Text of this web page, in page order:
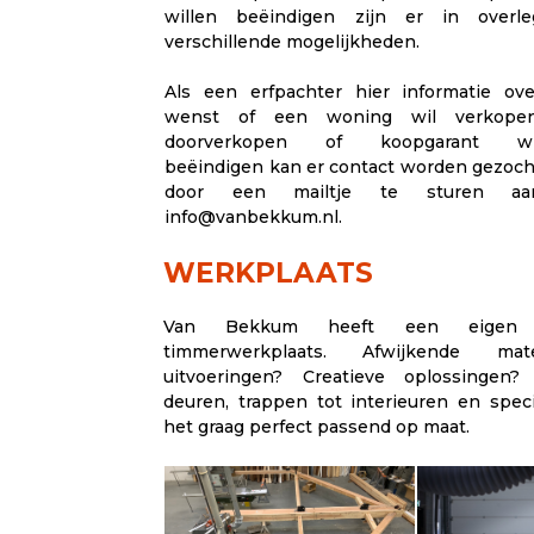
willen beëindigen zijn er in
verschillende mogelijkheden.
Als een erfpachter hier informatie
wenst of een woning wil
doorverkopen of koopgarant
beëindigen kan er contact worden
door een mailtje te sturen
info@vanbekkum.nl.
WERKPLAATS
Van Bekkum heeft een eigen
timmerwerkplaats. Afwijkende
uitvoeringen? Creatieve
deuren, trappen tot interieuren en
het graag perfect passend op maat.